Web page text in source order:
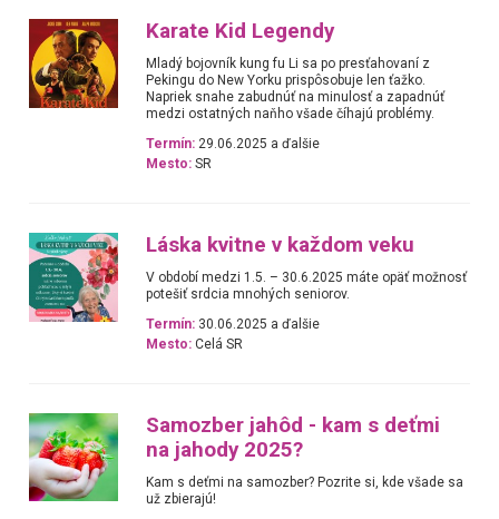
Karate Kid Legendy
Mladý bojovník kung fu Li sa po presťahovaní z
Pekingu do New Yorku prispôsobuje len ťažko.
Napriek snahe zabudnúť na minulosť a zapadnúť
medzi ostatných naňho všade číhajú problémy.
Termín: 29.06.2025 a ďalšie
Mesto: SR
Láska kvitne v každom veku
V období medzi 1.5. – 30.6.2025 máte opäť možnosť
potešiť srdcia mnohých seniorov.
Termín: 30.06.2025 a ďalšie
Mesto: Celá SR
Samozber jahôd - kam s deťmi
na jahody 2025?
Kam s deťmi na samozber? Pozrite si, kde všade sa
už zbierajú!